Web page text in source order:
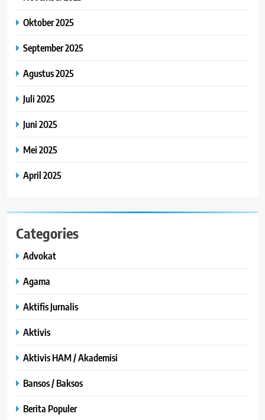
Oktober 2025
September 2025
Agustus 2025
Juli 2025
Juni 2025
Mei 2025
April 2025
Categories
Advokat
Agama
Aktifis Jurnalis
Aktivis
Aktivis HAM / Akademisi
Bansos / Baksos
Berita Populer